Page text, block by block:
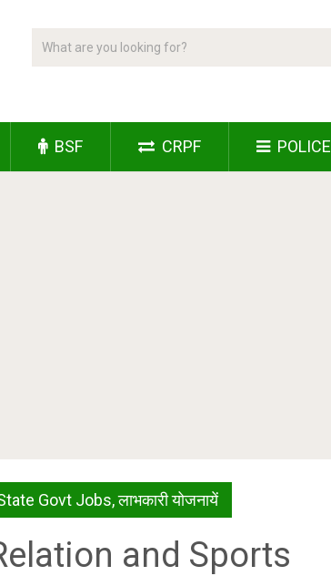
BSF CRPF POLICE
Govt Jobs,लाभकारी योजनायें
and Sports